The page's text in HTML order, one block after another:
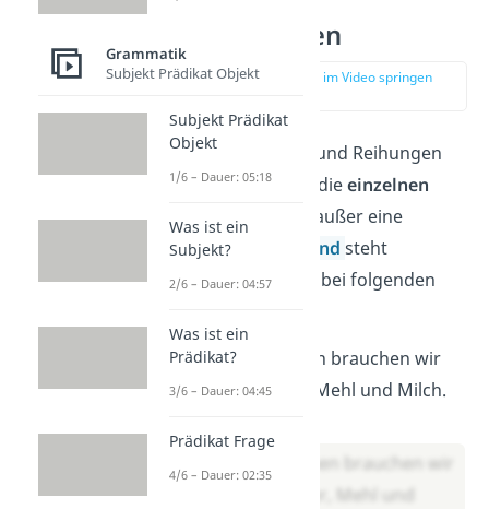
Aufzählungen
zur Stelle im Video springen
Bei Aufzählungen und Reihungen
setzt du zwischen dieeinzelnen
Glieder Kommas
, außer eine
Konjunktion
und steht
dazwischen. Setze bei folgenden
Für den Kuchen brauchen wir
Zucker Butter Mehl und Milch.
Für den Kuchen brauchen wir
Zucker, Butter, Mehl und
Grammatik
Subjekt Prädikat Objekt
Subjekt Prädikat
Objekt
1/6 – Dauer: 05:18
Was ist ein
Subjekt?
2/6 – Dauer: 04:57
Was ist ein
Prädikat?
3/6 – Dauer: 04:45
Prädikat Frage
4/6 – Dauer: 02:35